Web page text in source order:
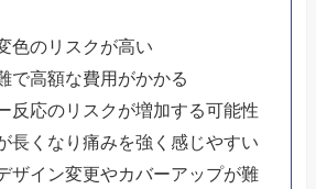
色のリスクが高い
で高額な費用がかかる
反応のリスクが増加する可能性
長くなり痛みを強く感じやすい
ザイン変更やカバーアップが難